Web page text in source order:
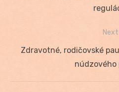
Next
Next
Zdravotné, rodičovské
núdzového